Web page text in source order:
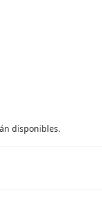
disponibles.